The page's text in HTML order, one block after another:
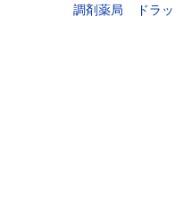
調剤薬局 ドラ